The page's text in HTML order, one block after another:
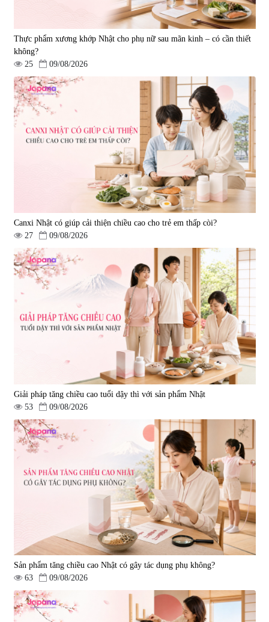
Thực phẩm xương khớp Nhật cho phụ nữ sau mãn kinh – có cần thiết
không?
25
09/08/2026
Canxi Nhật có giúp cải thiện chiều cao cho trẻ em thấp còi?
27
09/08/2026
Giải pháp tăng chiều cao tuổi dậy thì với sản phẩm Nhật
53
09/08/2026
Sản phẩm tăng chiều cao Nhật có gây tác dụng phụ không?
63
09/08/2026